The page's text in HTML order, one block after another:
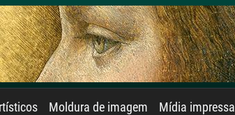
Moldura de imagem Mídia impressa